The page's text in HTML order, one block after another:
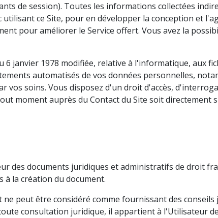
de session). Toutes les informations collectées
ce Site, pour en développer la conception et
pour améliorer le Service offert. Vous avez la
janvier 1978 modifiée, relative à l'informatique, aux
automatisés de vos données personnelles,
vos soins. Vous disposez d'un droit d'accès,
moment auprès du Contact du Site soit directement
des documents juridiques et administratifs de droit
la création du document.
peut être considéré comme fournissant des
consultation juridique, il appartient à l'Utilisateur